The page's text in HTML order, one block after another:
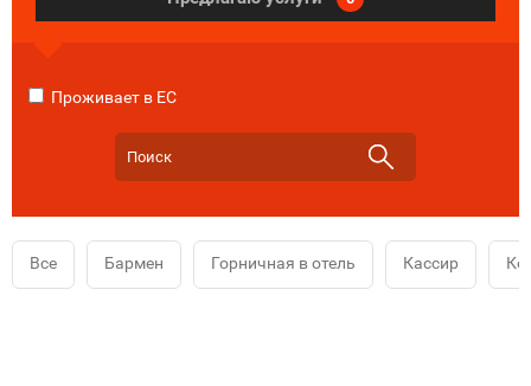
Проживает в ЕС
Все Бармен Горничная в отель Кассир